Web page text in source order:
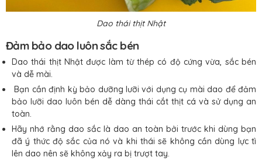
Dao thái thịt Nhật
Đảm bảo dao luôn sắc bén
Dao thái thịt Nhật được làm từ thép có độ cứng vừa, sắc bén
và dễ mài.
Bạn cần định kỳ bảo dưỡng lưỡi với dụng cụ mài dao để đảm
bảo lưỡi dao luôn bén dễ dàng thái cắt thịt cá và sử dụng an
toàn.
Hãy nhớ rằng dao sắc là dao an toàn bởi trước khi dùng bạn
đã ý thức độ sắc của nó và khi thái sẽ không cần dùng lực tì
lên dao nên sẽ không xảy ra bị trượt tay.